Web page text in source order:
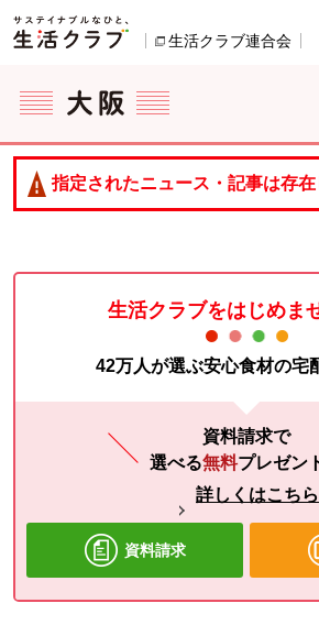
ページの先頭です。
生活クラブ連合会
ここからサイト内共通メニューです。
サイト内共通メニューをスキップする
サイト内共通メニューここまで。
指定されたニュース・記事は存在
生活クラブをはじめま
42万人が選ぶ安心食材の宅
資料請求で
選べる無料プレゼン
詳しくはこちら
資料請求